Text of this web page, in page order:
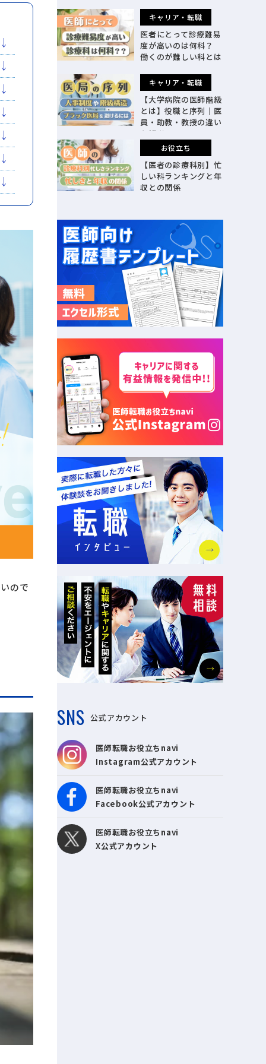
ので
キャリア・転職
医者にとって診療難易
度が高いのは何科？
働くのが難しい科とは
キャリア・転職
【大学病院の医師階級
とは】役職と序列｜医
員・助教・教授の違い
も解説
お役立ち
【医者の診療科別】忙
しい科ランキングと年
収との関係
SNS 公式アカウント
医師転職お役立ちnavi
Instagram公式アカウント
医師転職お役立ちnavi
Facebook公式アカウント
医師転職お役立ちnavi
X公式アカウント